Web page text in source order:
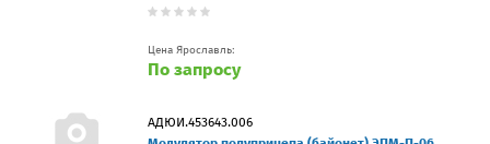
Цена Ярославль:
По запросу
АДЮИ.453643.006